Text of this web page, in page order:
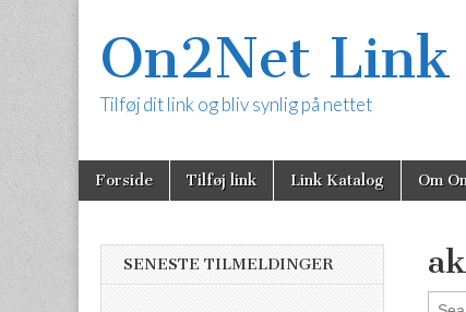
On2Net Link
Tilføj dit link og bliv synlig på nettet
Main
menu
Skip
Forside Tilføj link Link Katalog Om
SENESTE TILMELDINGER